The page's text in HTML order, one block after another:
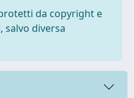
da copyright e
diversa